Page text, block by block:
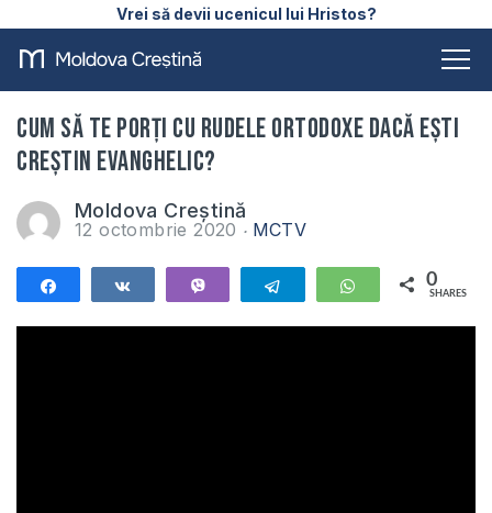
Vrei să devii ucenicul lui Hristos?
Cum să te porți cu rudele ortodoxe dacă ești
creștin evanghelic?
Moldova Creștină
12 octombrie 2020 MCTV
Telegram WhatsApp
0
SHARES